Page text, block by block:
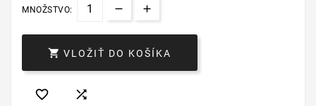
MNOŽSTVO:
 VLOŽIŤ DO KOŠÍKA
 